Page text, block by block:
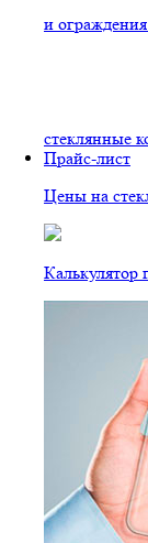
и ограждения
стеклянные
Прайс-лист
Цены на
Калькулятор